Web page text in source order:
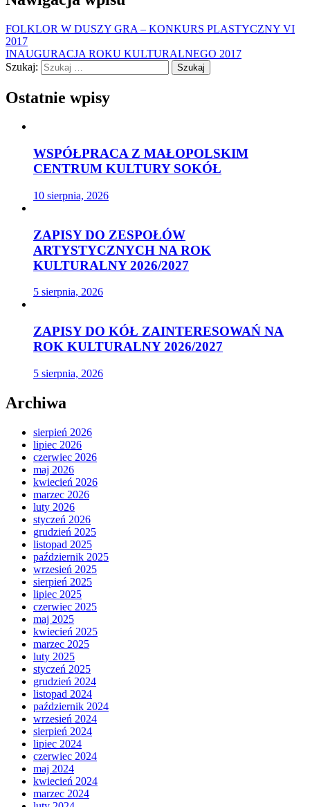
FOLKLOR W DUSZY GRA – KONKURS PLASTYCZNY VI
2017
INAUGURACJA ROKU KULTURALNEGO 2017
Szukaj:
Ostatnie wpisy
WSPÓŁPRACA Z MAŁOPOLSKIM
CENTRUM KULTURY SOKÓŁ
10 sierpnia, 2026
ZAPISY DO ZESPOŁÓW
ARTYSTYCZNYCH NA ROK
KULTURALNY 2026/2027
5 sierpnia, 2026
ZAPISY DO KÓŁ ZAINTERESOWAŃ NA
ROK KULTURALNY 2026/2027
5 sierpnia, 2026
Archiwa
sierpień 2026
lipiec 2026
czerwiec 2026
maj 2026
kwiecień 2026
marzec 2026
luty 2026
styczeń 2026
grudzień 2025
listopad 2025
październik 2025
wrzesień 2025
sierpień 2025
lipiec 2025
czerwiec 2025
maj 2025
kwiecień 2025
marzec 2025
luty 2025
styczeń 2025
grudzień 2024
listopad 2024
październik 2024
wrzesień 2024
sierpień 2024
lipiec 2024
czerwiec 2024
maj 2024
kwiecień 2024
marzec 2024